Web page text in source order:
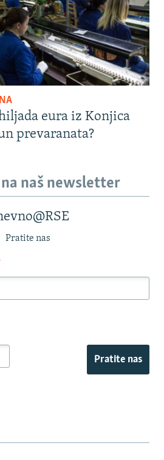
eura iz Konjica
prevaranata?
naš newsletter
Pratite nas
Pratite nas